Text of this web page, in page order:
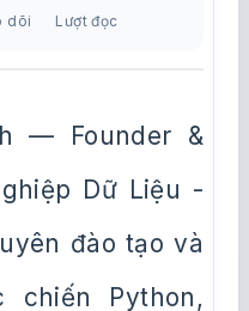
dõi Lượt đọc
— Founder &
Dữ Liệu -
đào tạo và
chiến Python,